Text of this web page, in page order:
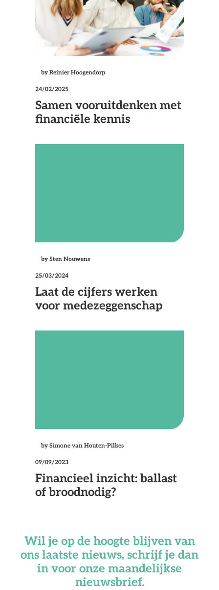
by Reinier Hoogendorp
24/02/2025
Samen vooruitdenken met
financiële kennis
by Sten Nouwens
25/03/2024
Laat de cijfers werken
voor medezeggenschap
by Simone van Houten-Pilkes
09/09/2023
Financieel inzicht: ballast
of broodnodig?
Wil je op de hoogte blijven van
ons laatste nieuws, schrijf je dan
in voor onze maandelijkse
nieuwsbrief.